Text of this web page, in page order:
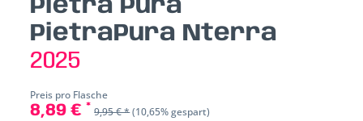
Pietra Pura
PietraPura Nterra
2025
Preis pro Flasche
8,89 € * 9,95 € *(10,65% gespart)